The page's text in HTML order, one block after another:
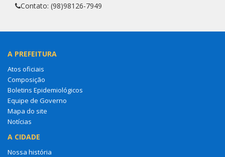
Contato: (98)98126-7949
A PREFEITURA
Atos oficiais
Composição
Boletins Epidemiológicos
Equipe de Governo
Mapa do site
Notícias
A CIDADE
Nossa história